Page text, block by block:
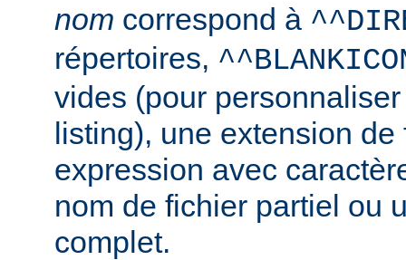
nom correspond à
répertoires,
vides (pour
listing), une extension de
expression avec
nom de fichier partiel ou
complet.